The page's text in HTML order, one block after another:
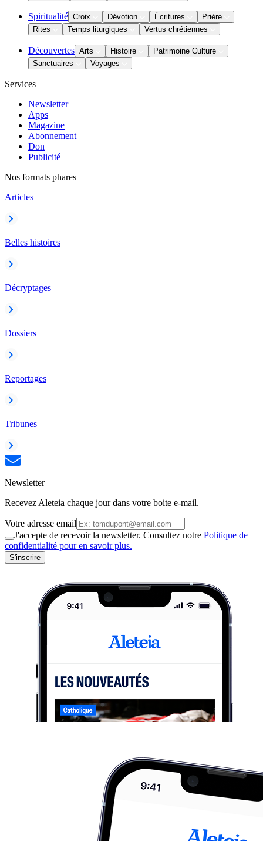
Spiritualité Croix Dévotion Écritures
Prière
Rites
Temps liturgiques Vertus chrétiennes
Découvertes Arts Histoire
Patrimoine Culture
Sanctuaires
Voyages
Services
Newsletter
Apps
Magazine
Abonnement
Don
Publicité
Nos formats phares
Articles
Belles histoires
Décryptages
Dossiers
Reportages
Tribunes
Newsletter
Recevez Aleteia chaque jour dans votre boite e-mail.
Votre adresse email
J'accepte de recevoir la newsletter. Consultez notre Politique de
confidentialité pour en savoir plus.
S'inscrire